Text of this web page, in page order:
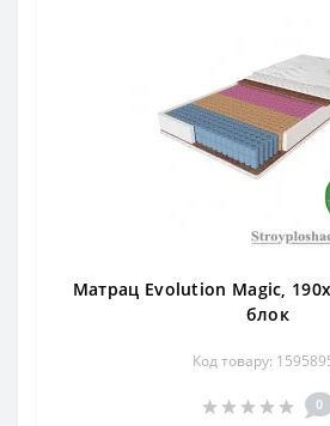
Матрац Evolution Magic,
блок
Код товару:
0